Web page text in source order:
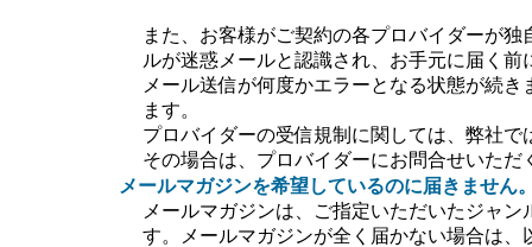
また、お客様がご契約の各プロバイダーが
ルが迷惑メールと認識され、お手元に届く
メール送信が何度かエラーとなる状態が続
ます。
プロバイダーの受信規制に関しては、弊社で
その場合は、プロバイダーにお問合せいた
メールマガジンを希望しているのに届きません
メールマガジンは、ご指定いただいたジャ
す。メールマガジンが全く届かない場合は、